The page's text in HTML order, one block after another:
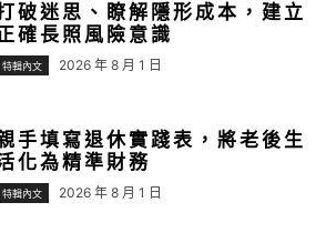
破迷思、瞭解隱形成本，建立
確長照風險意識
特輯內文 2026 年 8 月 1 日
手填寫退休實踐表，將老後生
化為精準財務
特輯內文 2026 年 8 月 1 日